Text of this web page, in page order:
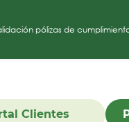
pólizas de
Clientes